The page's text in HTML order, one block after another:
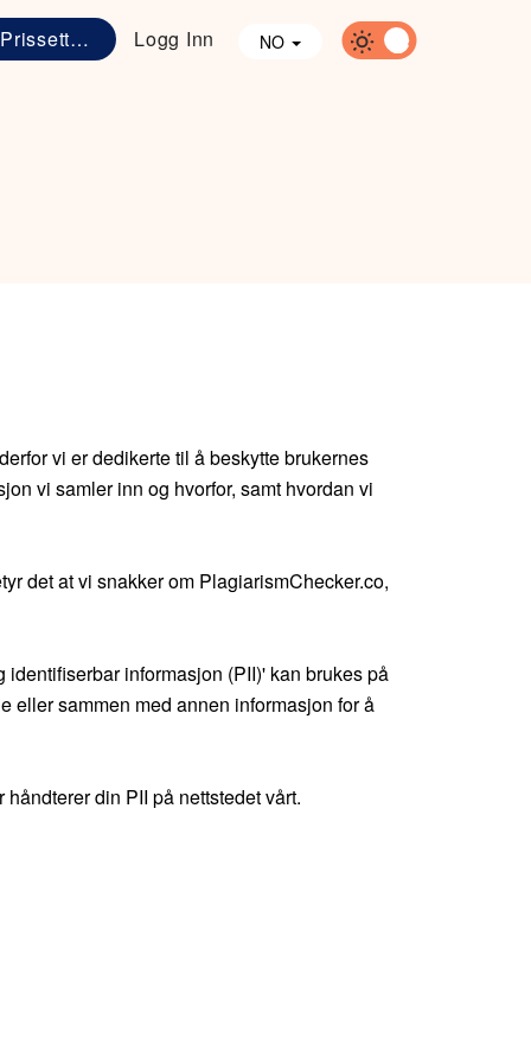
Prissetting Logg Inn NO
vi er dedikerte til å beskytte brukernes
vi samler inn og hvorfor, samt hvordan vi
det at vi snakker om PlagiarismChecker.co,
informasjon (PII)' kan brukes på
eller sammen med annen informasjon for å
din PII på nettstedet vårt.